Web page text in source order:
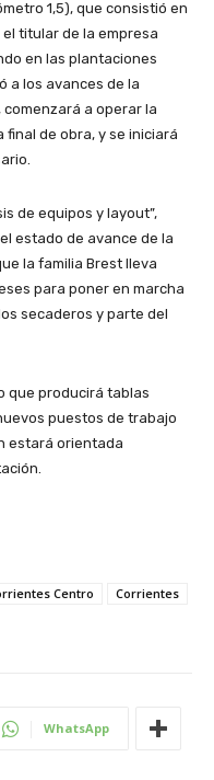
1,5), que consistió en
titular de la empresa
en las plantaciones
a los avances de la
comenzará a operar la
de obra, y se iniciará
de equipos y layout”,
estado de avance de la
la familia Brest lleva
para poner en marcha
secaderos y parte del
que producirá tablas
puestos de trabajo
estará orientada
Centro
Corrientes
WhatsApp